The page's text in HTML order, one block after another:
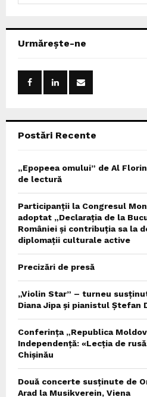
h
Urmărește-ne
Postări Recente
„Epopeea omului” de Al
de lectură
Participanții la Congresul
adoptat „Declarația de la
României și contribuția sa la
diplomații culturale active
Precizări de presă
„Violin Star” – turneu
Diana Jipa și pianistul Ștefan
Conferința „Republica
Independență: «Lecția de
Chișinău
Două concerte susținute de
Arad la Musikverein, Viena